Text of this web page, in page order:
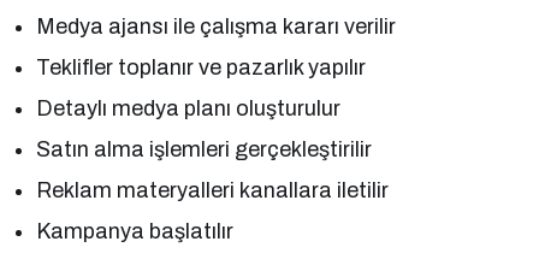
Medya ajansı ile çalışma kararı verilir
Teklifler toplanır ve pazarlık yapılır
Detaylı medya planı oluşturulur
Satın alma işlemleri gerçekleştirilir
Reklam materyalleri kanallara iletilir
Kampanya başlatılır